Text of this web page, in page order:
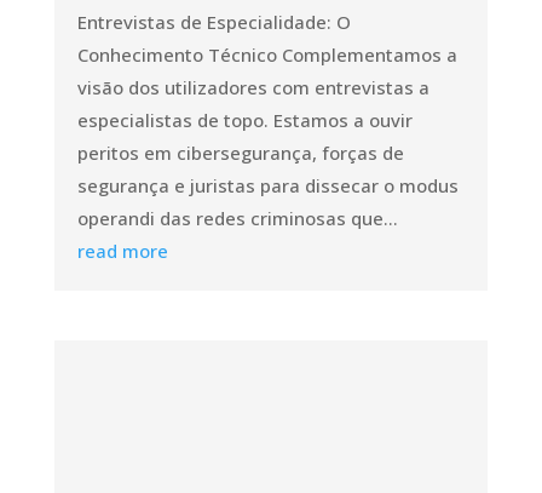
Entrevistas de Especialidade: O
Conhecimento Técnico Complementamos a
visão dos utilizadores com entrevistas a
especialistas de topo. Estamos a ouvir
peritos em cibersegurança, forças de
segurança e juristas para dissecar o modus
operandi das redes criminosas que...
read more